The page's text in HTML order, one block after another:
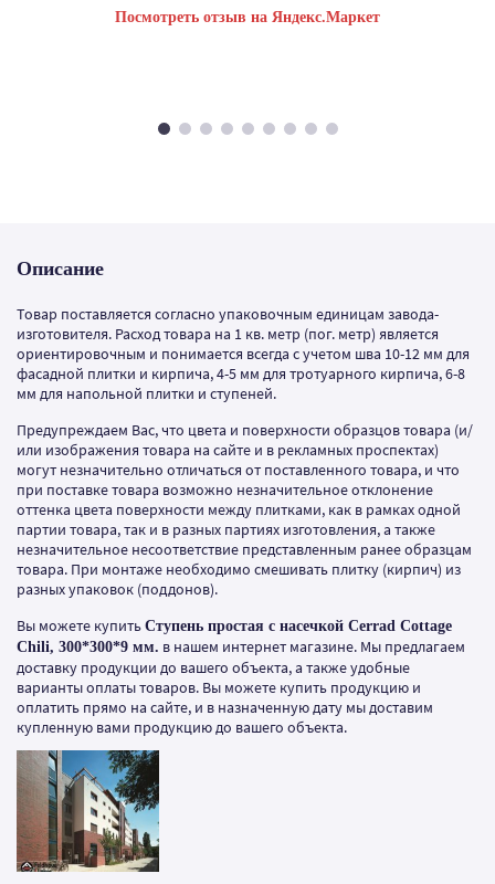
Посмотреть отзыв на Яндекс.Маркет
Описание
Товар поставляется согласно упаковочным единицам завода-
изготовителя. Расход товара на 1 кв. метр (пог. метр) является
ориентировочным и понимается всегда с учетом шва 10-12 мм для
фасадной плитки и кирпича, 4-5 мм для тротуарного кирпича, 6-8
мм для напольной плитки и ступеней.
Предупреждаем Вас, что цвета и поверхности образцов товара (и/
или изображения товара на сайте и в рекламных проспектах)
могут незначительно отличаться от поставленного товара, и что
при поставке товара возможно незначительное отклонение
оттенка цвета поверхности между плитками, как в рамках одной
партии товара, так и в разных партиях изготовления, а также
незначительное несоответствие представленным ранее образцам
товара. При монтаже необходимо смешивать плитку (кирпич) из
разных упаковок (поддонов).
Вы можете купить Ступень простая с насечкой Cerrad Cottage
Chili, 300*300*9 мм. в нашем интернет магазине. Мы предлагаем
доставку продукции до вашего объекта, а также удобные
варианты оплаты товаров. Вы можете купить продукцию и
оплатить прямо на сайте, и в назначенную дату мы доставим
купленную вами продукцию до вашего объекта.